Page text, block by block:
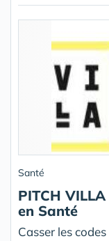
Santé
PITCH
en Santé
Casser les codes